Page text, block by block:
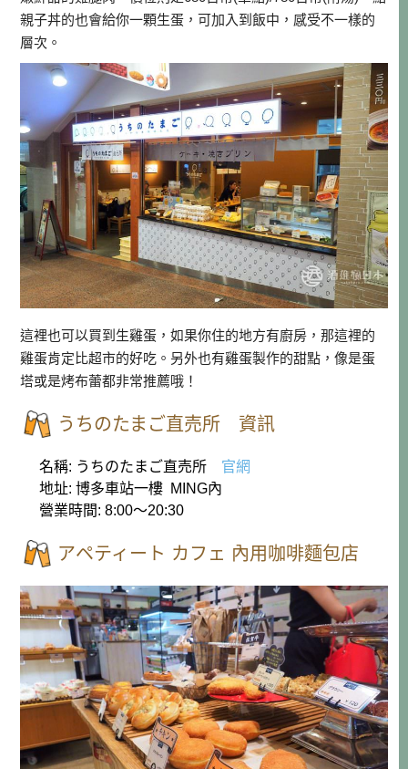
親子丼的也會給你一顆生蛋，可加入到飯中，感受不一樣的
層次。
這裡也可以買到生雞蛋，如果你住的地方有廚房，那這裡的
雞蛋肯定比超市的好吃。另外也有雞蛋製作的甜點，像是蛋
塔或是烤布蕾都非常推薦哦！
うちのたまご直売所 資訊
名稱: うちのたまご直売所 官網
地址: 博多車站一樓 MING內
營業時間: 8:00～20:30
アペティート カフェ 內用咖啡麵包店